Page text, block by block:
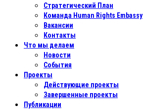
Стратегический План
Команда Human Rights Embassy
Вакансии
Контакты
Что мы делаем
Новости
События
Проекты
Действующие проекты
Завершенные проекты
Публикации